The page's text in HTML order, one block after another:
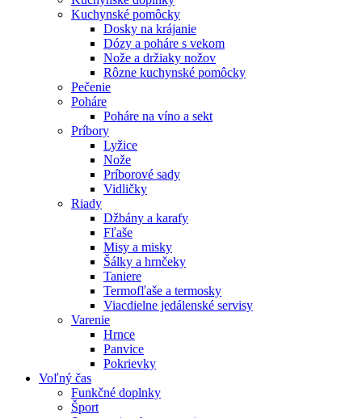
Kuchynské pomôcky
Dosky na krájanie
Dózy a poháre s vekom
Nože a držiaky nožov
Rôzne kuchynské pomôcky
Pečenie
Poháre
Poháre na víno a sekt
Príbory
Lyžice
Nože
Príborové sady
Vidličky
Riady
Džbány a karafy
Fľaše
Misy a misky
Šálky a hrnčeky
Taniere
Termofľaše a termosky
Viacdielne jedálenské servisy
Varenie
Hrnce
Panvice
Pokrievky
Voľný čas
Funkčné doplnky
Šport